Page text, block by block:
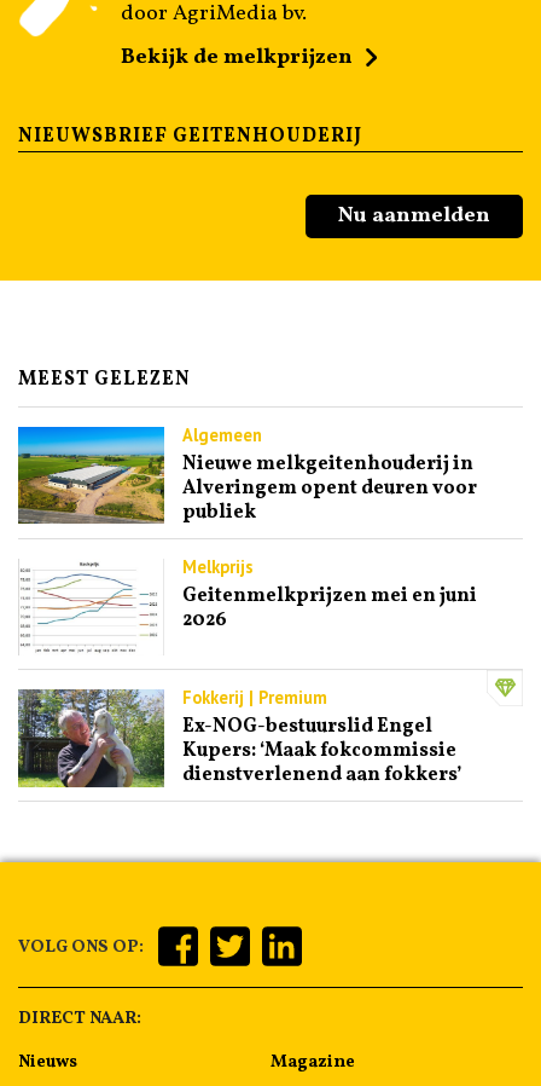
door AgriMedia bv.
Bekijk de melkprijzen
NIEUWSBRIEF GEITENHOUDERIJ
Nu aanmelden
MEEST GELEZEN
Algemeen
Nieuwe melkgeitenhouderij in
Alveringem opent deuren voor
publiek
Melkprijs
Geitenmelkprijzen mei en juni
2026
Fokkerij | Premium
Ex-NOG-bestuurslid Engel
Kupers: ‘Maak fokcommissie
dienstverlenend aan fokkers’
VOLG ONS OP:
DIRECT NAAR:
Nieuws
Magazine